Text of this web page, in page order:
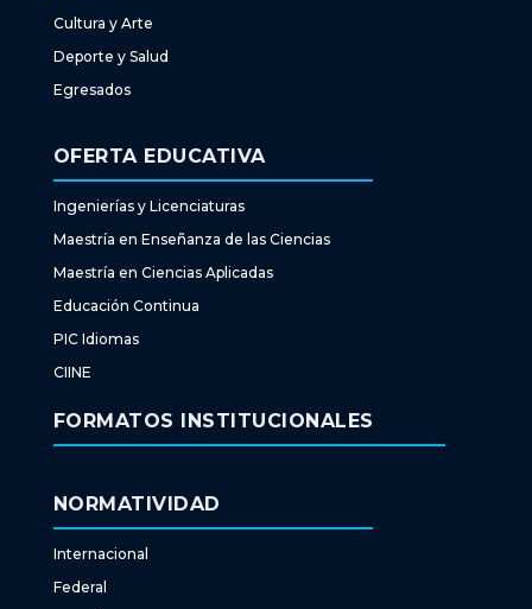
Cultura y Arte
Deporte y Salud
Egresados
OFERTA EDUCATIVA
Ingenierías y Licenciaturas
Maestría en Enseñanza de las Ciencias
Maestría en Ciencias Aplicadas
Educación Continua
PIC Idiomas
CIINE
FORMATOS INSTITUCIONALES
NORMATIVIDAD
Internacional
Federal